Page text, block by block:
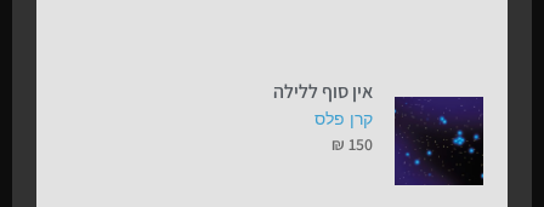
אין סוף ללילה
קרן פלס
₪ 150